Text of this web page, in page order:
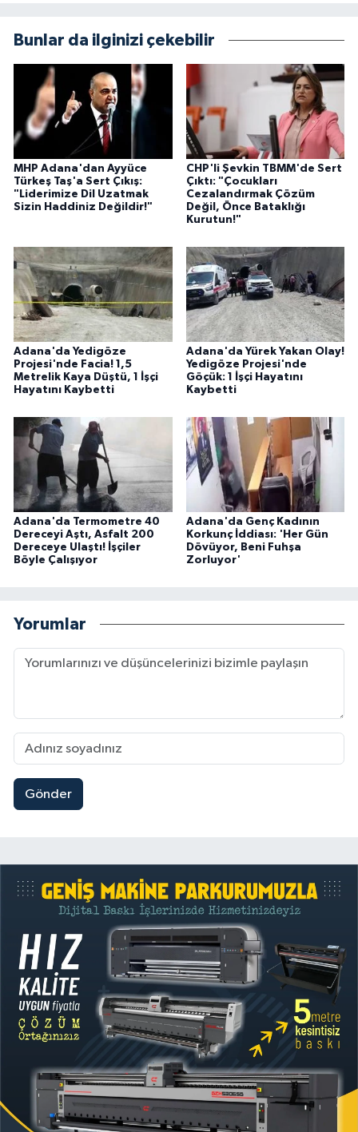
Bunlar da ilginizi çekebilir
MHP Adana'dan Ayyüce
Türkeş Taş'a Sert Çıkış:
"Liderimize Dil Uzatmak
Sizin Haddiniz Değildir!"
CHP'li Şevkin TBMM'de Sert
Çıktı: "Çocukları
Cezalandırmak Çözüm
Değil, Önce Bataklığı
Kurutun!"
Adana'da Yedigöze
Projesi'nde Facia! 1,5
Metrelik Kaya Düştü, 1 İşçi
Hayatını Kaybetti
Adana'da Yürek Yakan Olay!
Yedigöze Projesi'nde
Göçük: 1 İşçi Hayatını
Kaybetti
Adana'da Termometre 40
Dereceyi Aştı, Asfalt 200
Dereceye Ulaştı! İşçiler
Böyle Çalışıyor
Adana'da Genç Kadının
Korkunç İddiası: 'Her Gün
Dövüyor, Beni Fuhşa
Zorluyor'
Yorumlar
Gönder